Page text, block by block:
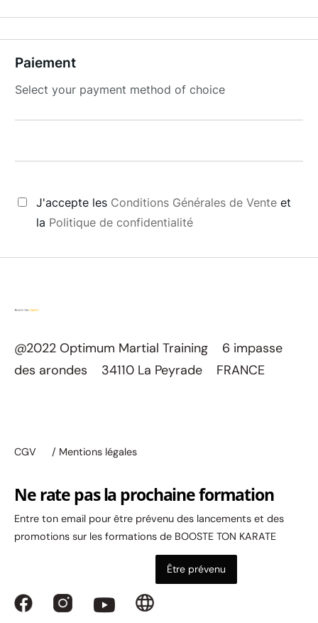
Paiement
Select your payment method of choice
J'accepte les Conditions Générales de Vente et
la Politique de confidentialité
@2022 Optimum Martial Training 6 impasse
des arondes 34110 La Peyrade FRANCE
CGV / Mentions légales
Ne rate pas la prochaine formation
Entre ton email pour être prévenu des lancements et des
promotions sur les formations de BOOSTE TON KARATE
Être prévenu